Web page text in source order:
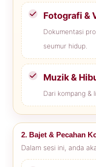
Fotografi &
Dokumentasi
seumur hidup.
Muzik &
Dari kompang &
2. Bajet & Pecahan
Dalam sesi ini, anda